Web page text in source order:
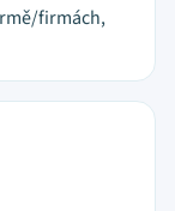
firmách,